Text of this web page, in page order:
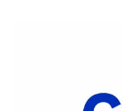
Facebook
Partager